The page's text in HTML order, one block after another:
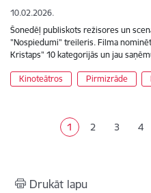
10.02.2026.
Šonedēļ publiskots režisores un
"Nospiedumi" treileris. Filma
Kristaps" 10 kategorijās un jau
Kinoteātros Pirmizrāde
Pašreizējā lapa
1 Lapa
2 Lapa
3 Lapa
4
Drukāt lapu